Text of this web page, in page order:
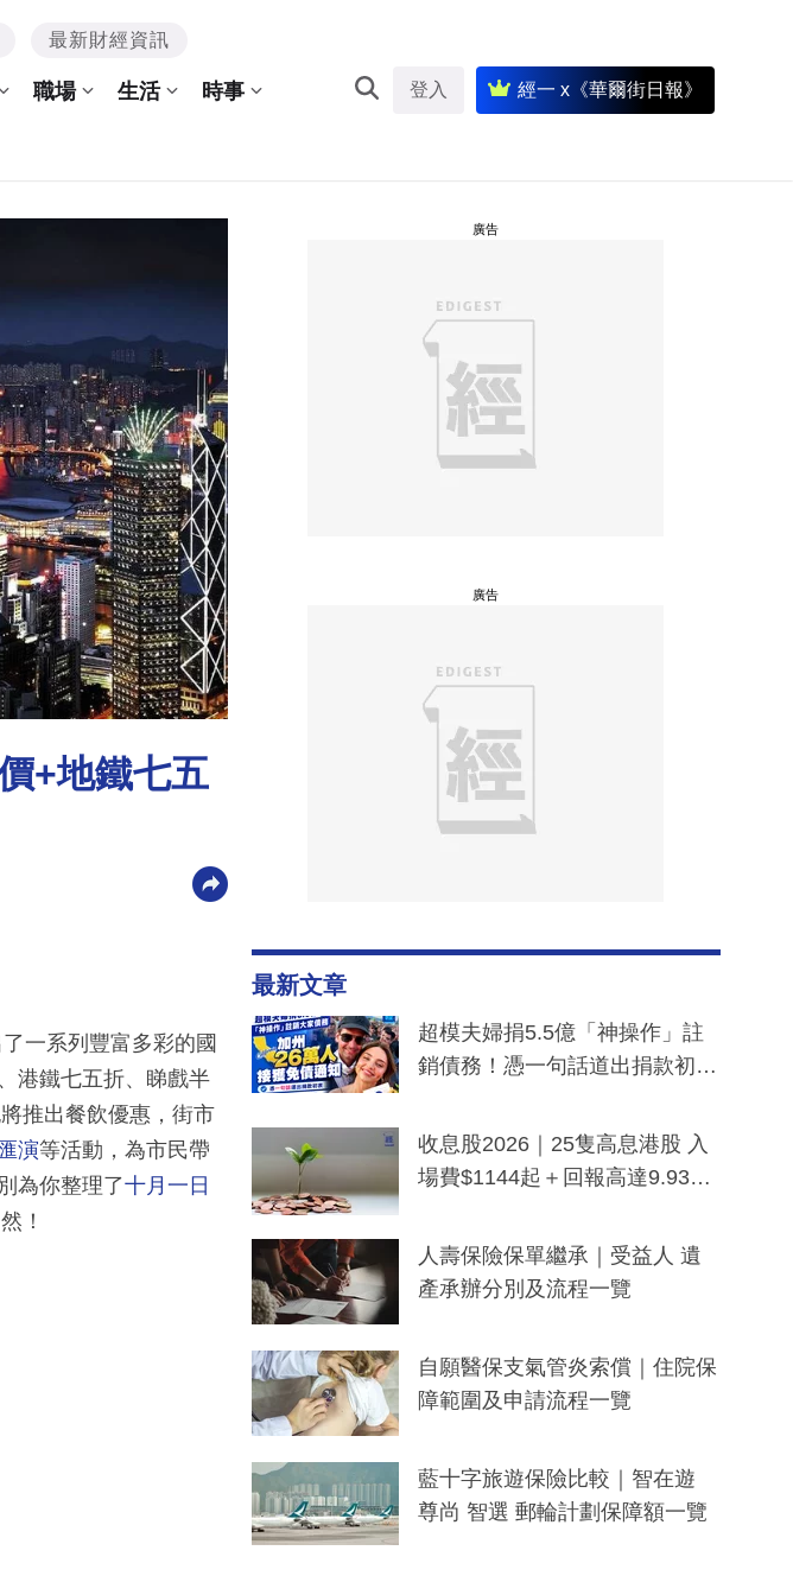
最新財經資訊
職場 生活 時事 登入 經一 x《華爾街日報》
+地鐵七五
一系列豐富多彩的國
港鐵七五折、睇戲半
推出餐飲優惠，街市
演等活動，為市民帶
為你整理了十月一日
！
廣告
廣告
最新文章
超模夫婦捐5.5億「神操作」註
銷債務！憑一句話道出捐款初
一度被誤當詐騙手段
收息股2026｜25隻高息港股 入
場費$1144起＋回報高達9.93
人壽保險保單繼承｜受益人 遺
產承辦分別及流程一覽
自願醫保支氣管炎索償｜住院保
障範圍及申請流程一覽
藍十字旅遊保險比較｜智在遊
尊尚 智選 郵輪計劃保障額一覽